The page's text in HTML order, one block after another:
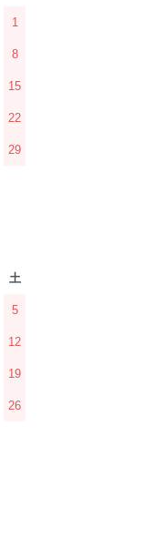
1
8
15
22
29
土
5
12
19
26